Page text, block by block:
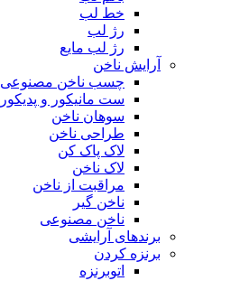
خط لب
رژ لب
رژ لب مایع
آرایش ناخن
چسب ناخن مصنوعی
ست مانیکور و پدیکور
سوهان ناخن
طراحی ناخن
لاک پاک کن
لاک ناخن
مراقبت از ناخن
ناخن گیر
ناخن مصنوعی
برندهای آرایشی
برنزه کردن
اتوبرنزه